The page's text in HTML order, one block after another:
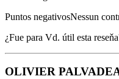
Puntos negativosNessun
¿Fue para Vd. útil esta
OLIVIER